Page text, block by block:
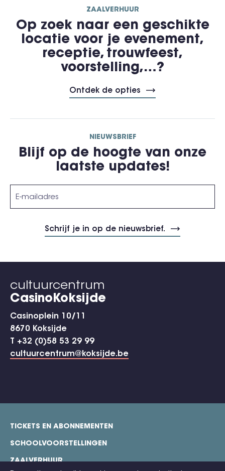
ZAALVERHUUR
Op zoek naar een geschikte
locatie voor je evenement,
receptie, trouwfeest,
voorstelling,…?
Ontdek de opties
NIEUWSBRIEF
Blijf op de hoogte van onze
laatste updates!
cultuurcentrum
CasinoKoksijde
Casinoplein 10/11
8670 Koksijde
T +32 (0)58 53 29 99
cultuurcentrum@koksijde.be
footer
TICKETS EN ABONNEMENTEN
SCHOOLVOORSTELLINGEN
ZAALVERHUUR